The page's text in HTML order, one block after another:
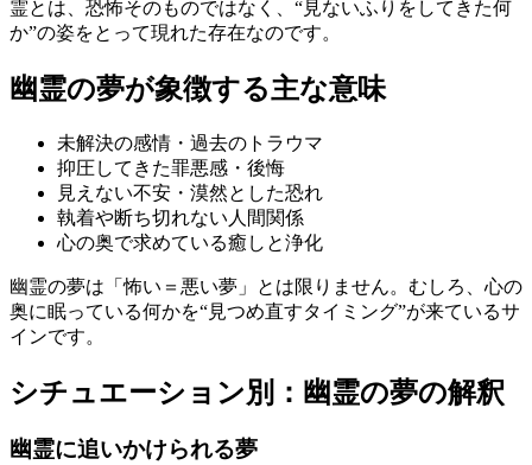
霊とは、恐怖そのものではなく、“見ないふりをしてきた何
か”の姿をとって現れた存在なのです。
幽霊の夢が象徴する主な意味
未解決の感情・過去のトラウマ
抑圧してきた罪悪感・後悔
見えない不安・漠然とした恐れ
執着や断ち切れない人間関係
心の奥で求めている癒しと浄化
幽霊の夢は「怖い＝悪い夢」とは限りません。むしろ、心の
奥に眠っている何かを“見つめ直すタイミング”が来ているサ
インです。
シチュエーション別：幽霊の夢の解釈
幽霊に追いかけられる夢